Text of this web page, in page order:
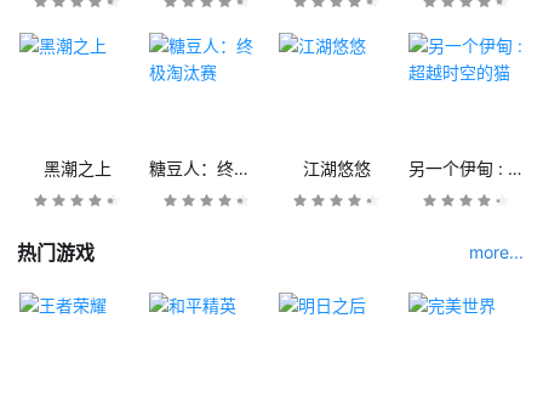
黑潮之上 糖豆人：终极淘汰赛 江湖悠悠 另一个伊甸 : 超越时空的猫
热门游戏 more...